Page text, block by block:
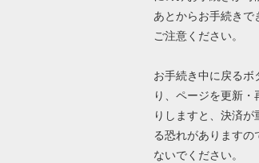
あとからお手続きで
ご注意ください。
お手続き中に戻るボ
り、ページを更新・
りしますと、決済が
る恐れがありますの
ないでください。